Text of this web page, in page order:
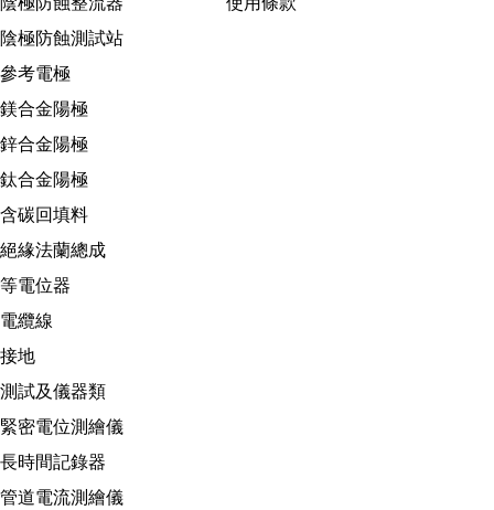
陰極防蝕測試站
參考電極
鎂合金陽極
鋅合金陽極
鈦合金陽極
含碳回填料
絕緣法蘭總成
等電位器
電纜線
接地
測試及儀器類
緊密電位測繪儀
長時間記錄器
管道電流測繪儀